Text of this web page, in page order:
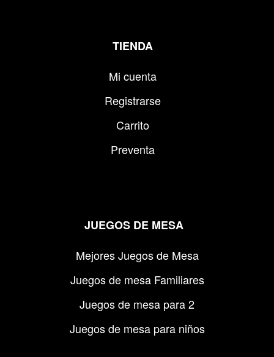
TIENDA
Mi cuenta
Registrarse
Carrito
Preventa
JUEGOS DE MESA
Mejores Juegos de Mesa
Juegos de mesa Familiares
Juegos de mesa para 2
Juegos de mesa para niños